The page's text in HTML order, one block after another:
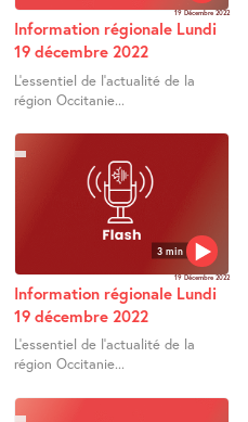
19 Décembre 2022
Information régionale Lundi
19 décembre 2022
L’essentiel de l’actualité de la
région Occitanie...
3 min
19 Décembre 2022
Information régionale Lundi
19 décembre 2022
L’essentiel de l’actualité de la
région Occitanie...